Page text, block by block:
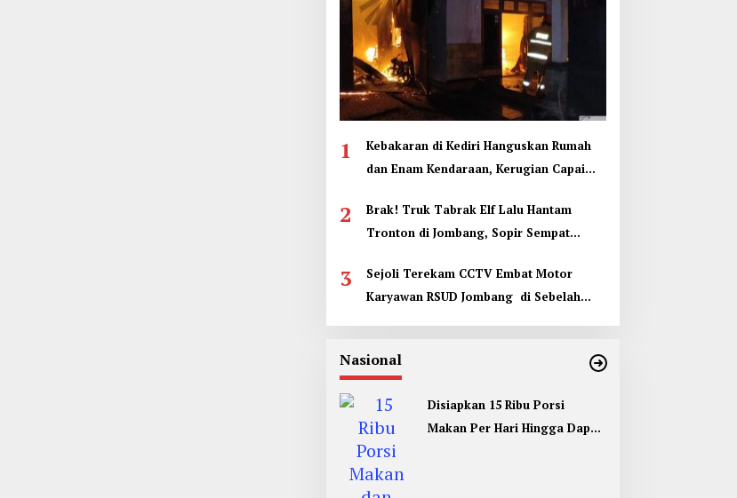
1
Kebakaran di Kediri Hanguskan Rumah
dan Enam Kendaraan, Kerugian Capai
2
Brak! Truk Tabrak Elf Lalu Hantam
Tronton di Jombang, Sopir Sempat
3
Sejoli Terekam CCTV Embat Motor
Karyawan RSUD Jombang di Sebelah
Nasional
Disiapkan 15 Ribu Porsi
Makan Per Hari Hingga Dapur